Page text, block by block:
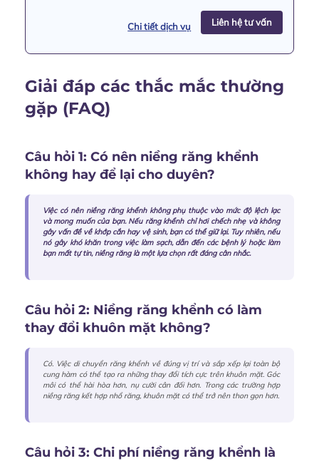
Chi tiết dịch vụ Liên hệ tư vấn
Giải đáp các thắc mắc thường
gặp (FAQ)
Câu hỏi 1: Có nên niềng răng khểnh
không hay để lại cho duyên?
Việc có nên niềng răng khểnh khôngphụ thuộc vào mức độ lệch lạc
và mong muốn của bạn. Nếu răng khểnh chỉ hơi chếch nhẹ và không
gây vấn đề về khớp cắn hay vệ sinh, bạn có thể giữ lại. Tuy nhiên, nếu
nó gây khó khăn trong việc làm sạch, dẫn đến các bệnh lý hoặc làm
bạn mất tự tin, niềng răng là một lựa chọn rất đáng cân nhắc.
Câu hỏi 2: Niềng răng khểnh có làm
thay đổi khuôn mặt không?
Có. Việc di chuyển răng khểnh về đúng vị trí và sắp xếp lại toàn bộ
cung hàm có thể tạo ra những thay đổi tích cực trên khuôn mặt. Góc
môi có thể hài hòa hơn, nụ cười cân đối hơn. Trong các trường hợp
niềng răng kết hợp nhổ răng, khuôn mặt có thể trở nên thon gọn hơn.
Câu hỏi 3: Chi phí niềng răng khểnh là